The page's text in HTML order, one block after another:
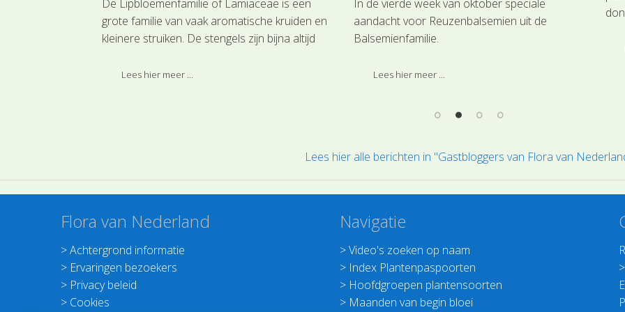
De Lipbloemenfamilie of Lamiaceae is een
grote familie van vaak aromatische kruiden en
kleinere struiken. De stengels zijn bijna altijd
staan tegenover elkaar en zelfs kruisgewijs
Lees hier meer ...
In de vierde week van oktober speciale
aandacht voor Reuzenbalsemien uit de
Balsemienfamilie.
Lees hier meer ...
Lees hier alle berichten in "Gastbloggers van Flora van
Flora van Nederland
>Achtergrond informatie
> Ervaringen bezoekers
> Privacy beleid
> Cookies
Navigatie
>Video's zoeken op naam
> Index Plantenpaspoorten
> Hoofdgroepen plantensoorten
> Maanden van begin bloei
>